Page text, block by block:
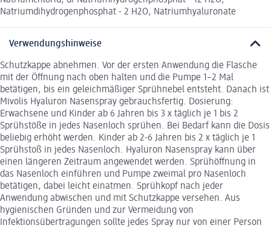
Natriumdihydrogenphosphat - 2 H2O, Natriumhyaluronate
Verwendungshinweise
Schutzkappe abnehmen. Vor der ersten Anwendung die Flasche
mit der Öffnung nach oben halten und die Pumpe 1–2 Mal
betätigen, bis ein geleichmäßiger Sprühnebel entsteht. Danach ist
Mivolis Hyaluron Nasenspray gebrauchsfertig. Dosierung:
Erwachsene und Kinder ab 6 Jahren bis 3 x täglich je 1 bis 2
Sprühstöße in jedes Nasenloch sprühen. Bei Bedarf kann die Dosis
beliebig erhöht werden. Kinder ab 2-6 Jahren bis 2 x täglich je 1
Sprühstoß in jedes Nasenloch. Hyaluron Nasenspray kann über
einen längeren Zeitraum angewendet werden. Sprühöffnung in
das Nasenloch einführen und Pumpe zweimal pro Nasenloch
betätigen, dabei leicht einatmen. Sprühkopf nach jeder
Anwendung abwischen und mit Schutzkappe versehen. Aus
hygienischen Gründen und zur Vermeidung von
Infektionsübertragungen sollte jedes Spray nur von einer Person